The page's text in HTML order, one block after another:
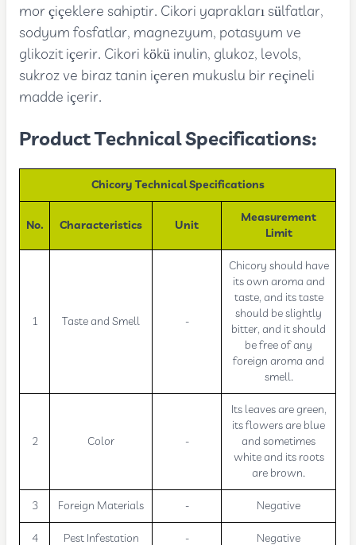
mor çiçeklere sahiptir. Cikori yaprakları sülfatlar,
sodyum fosfatlar, magnezyum, potasyum ve
glikozit içerir. Cikori kökü inulin, glukoz, levols,
sukroz ve biraz tanin içeren mukuslu bir reçineli
madde içerir.
Product Technical Specifications:
Chicory Technical Specifications
No. Characteristics Unit
Measurement
Limit
1 Taste and Smell -
Chicory should have
its own aroma and
taste, and its taste
should be slightly
bitter, and it should
be free of any
foreign aroma and
smell.
2 Color -
Its leaves are green,
its flowers are blue
and sometimes
white and its roots
are brown.
3 Foreign Materials - Negative
4 Pest Infestation - Negative